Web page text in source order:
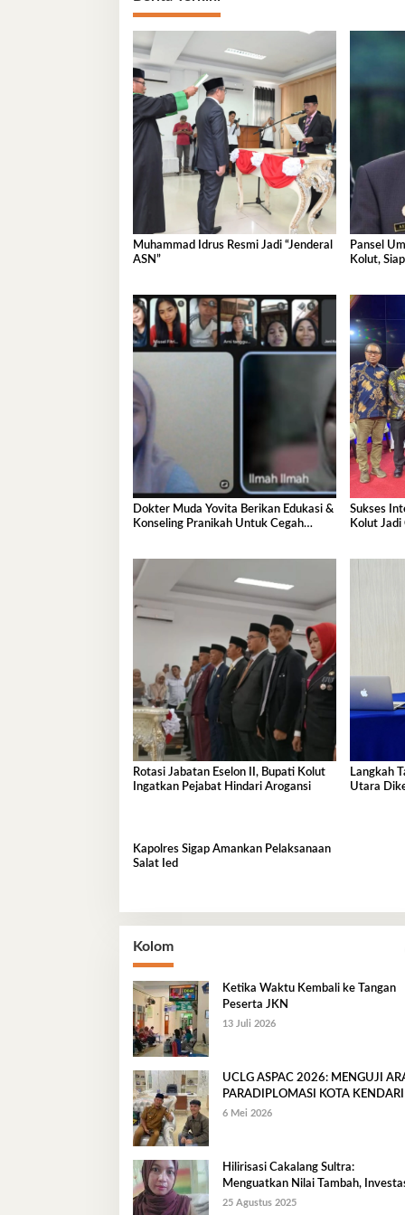
Muhammad Idrus Resmi Jadi “Jenderal
ASN”
Pansel
Kolut,
Dokter Muda Yovita Berikan Edukasi &
Konseling Pranikah Untuk Cegah
Sukses
Kolut Jadi
Rotasi Jabatan Eselon II, Bupati Kolut
Ingatkan Pejabat Hindari Arogansi
Langkah
Utara
Kapolres Sigap Amankan Pelaksanaan
Salat Ied
Kolom
Ketika Waktu Kembali ke Tangan
Peserta JKN
13 Juli 2026
UCLG ASPAC 2026: MENGUJI
PARADIPLOMASI KOTA KENDARI
6 Mei 2026
Hilirisasi Cakalang Sultra:
Menguatkan Nilai Tambah,
dan Ekonomi Maritim Berkelanjutan
25 Agustus 2025